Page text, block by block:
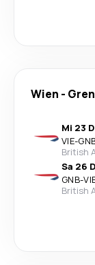
Wien -
Mi 23
VIE-
British
Sa 26
GNB-
British